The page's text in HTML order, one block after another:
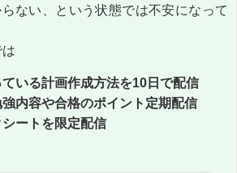
ない、という状態では不安になって
いる計画作成方法を10日で配信
内容や合格のポイント定期配信
ートを限定配信